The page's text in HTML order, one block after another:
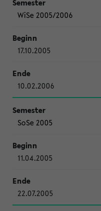
WiSe 2005/2006
17.10.2005
10.02.2006
SoSe 2005
11.04.2005
22.07.2005